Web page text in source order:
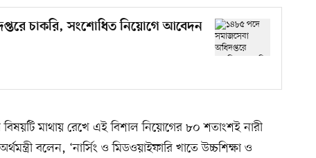
চাকরি, সংশোধিত নিয়োগে আবেদন
বিষয়টি মাথায় রেখে এই বিশাল নিয়োগের ৮০ শতাংশই নারী
বলেন, ‘নার্সিং ও মিডওয়াইফারি খাতে উচ্চশিক্ষা ও